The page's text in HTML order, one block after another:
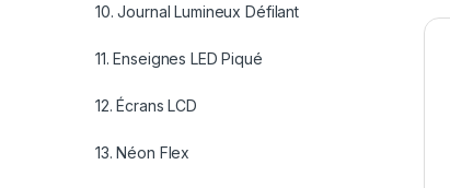
10. Journal Lumineux Défilant
11. Enseignes LED Piqué
12. Écrans LCD
13. Néon Flex